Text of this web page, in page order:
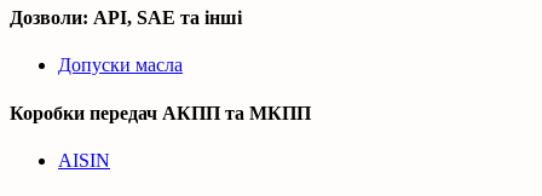
Дозволи: API, SAE та інші
Допуски масла
Коробки передач АКПП та МКПП
AISIN